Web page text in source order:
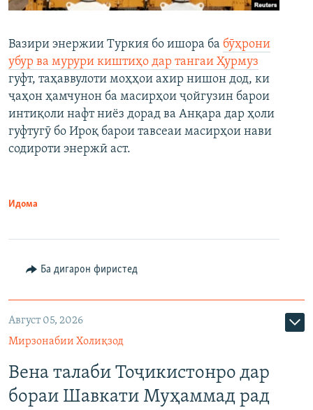
Вазири энержии Туркия бо ишора ба бӯҳрони
убур ва мурури киштиҳо дар тангаи Ҳурмуз
гуфт, таҳаввулоти моҳҳои ахир нишон дод, ки
ҷаҳон ҳамчунон ба масирҳои ҷойгузин барои
интиқоли нафт ниёз дорад ва Анқара дар ҳоли
гуфтугӯ бо Ироқ барои тавсеаи масирҳои нави
содироти энержӣ аст.
Идома
Ба дигарон фиристед
Август 05, 2026
Мирзонабии Холиқзод
Вена талаби Тоҷикистонро дар
бораи Шавкати Муҳаммад рад